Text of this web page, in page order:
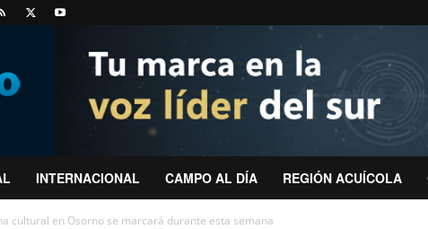
INTERNACIONAL CAMPO AL DÍA REGIÓN ACUÍCOLA
cultural en Osorno se marcará durante esta semana